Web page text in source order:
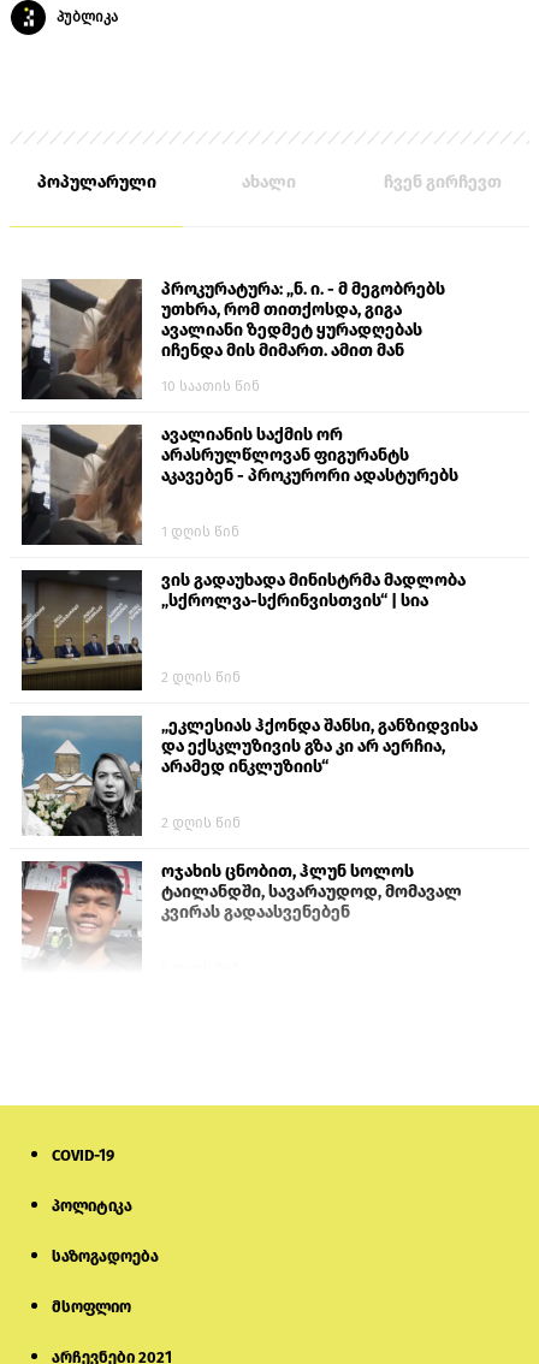
პუბლიკა
პოპულარული ახალი ჩვენ გირჩევთ
პროკურატურა: „ნ. ი. - მ მეგობრებს
უთხრა, რომ თითქოსდა, გიგა
ავალიანი ზედმეტ ყურადღებას
იჩენდა მის მიმართ. ამით მან
თავს დასხმოდა გიგა ავალიანს“
10 საათის წინ
ავალიანის საქმის ორ
არასრულწლოვან ფიგურანტს
აკავებენ - პროკურორი ადასტურებს
1 დღის წინ
ვის გადაუხადა მინისტრმა მადლობა
„სქროლვა-სქრინვისთვის“ | სია
2 დღის წინ
„ეკლესიას ჰქონდა შანსი, განზიდვისა
და ექსკლუზივის გზა კი არ აერჩია,
არამედ ინკლუზიის“
2 დღის წინ
ოჯახის ცნობით, ჰლუნ სოლოს
ტაილანდში, სავარაუდოდ, მომავალ
კვირას გადაასვენებენ
სომხეთში გამოძიება დაიწყო
COVID-19
პოლიტიკა
საზოგადოება
მსოფლიო
არჩევნები 2021